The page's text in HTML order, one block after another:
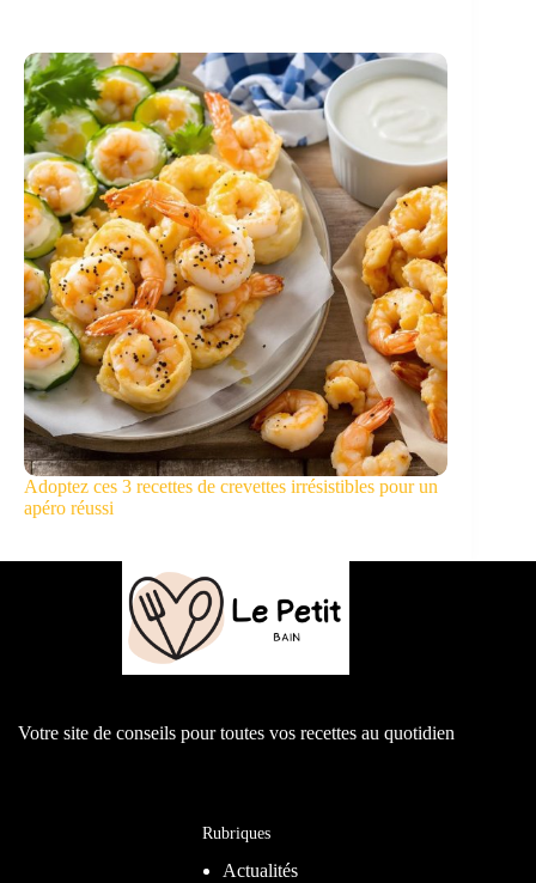
Adoptez ces 3 recettes de crevettes irrésistibles pour un
apéro réussi
Votre site de conseils pour toutes vos recettes au quotidien
Rubriques
Actualités